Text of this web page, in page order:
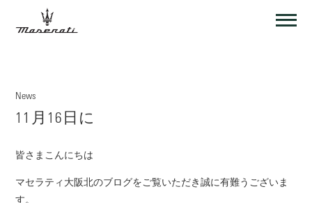
News
11月16日に
皆さまこんにちは
マセラティ大阪北のブログをご覧いただき誠に有難うございま
す。